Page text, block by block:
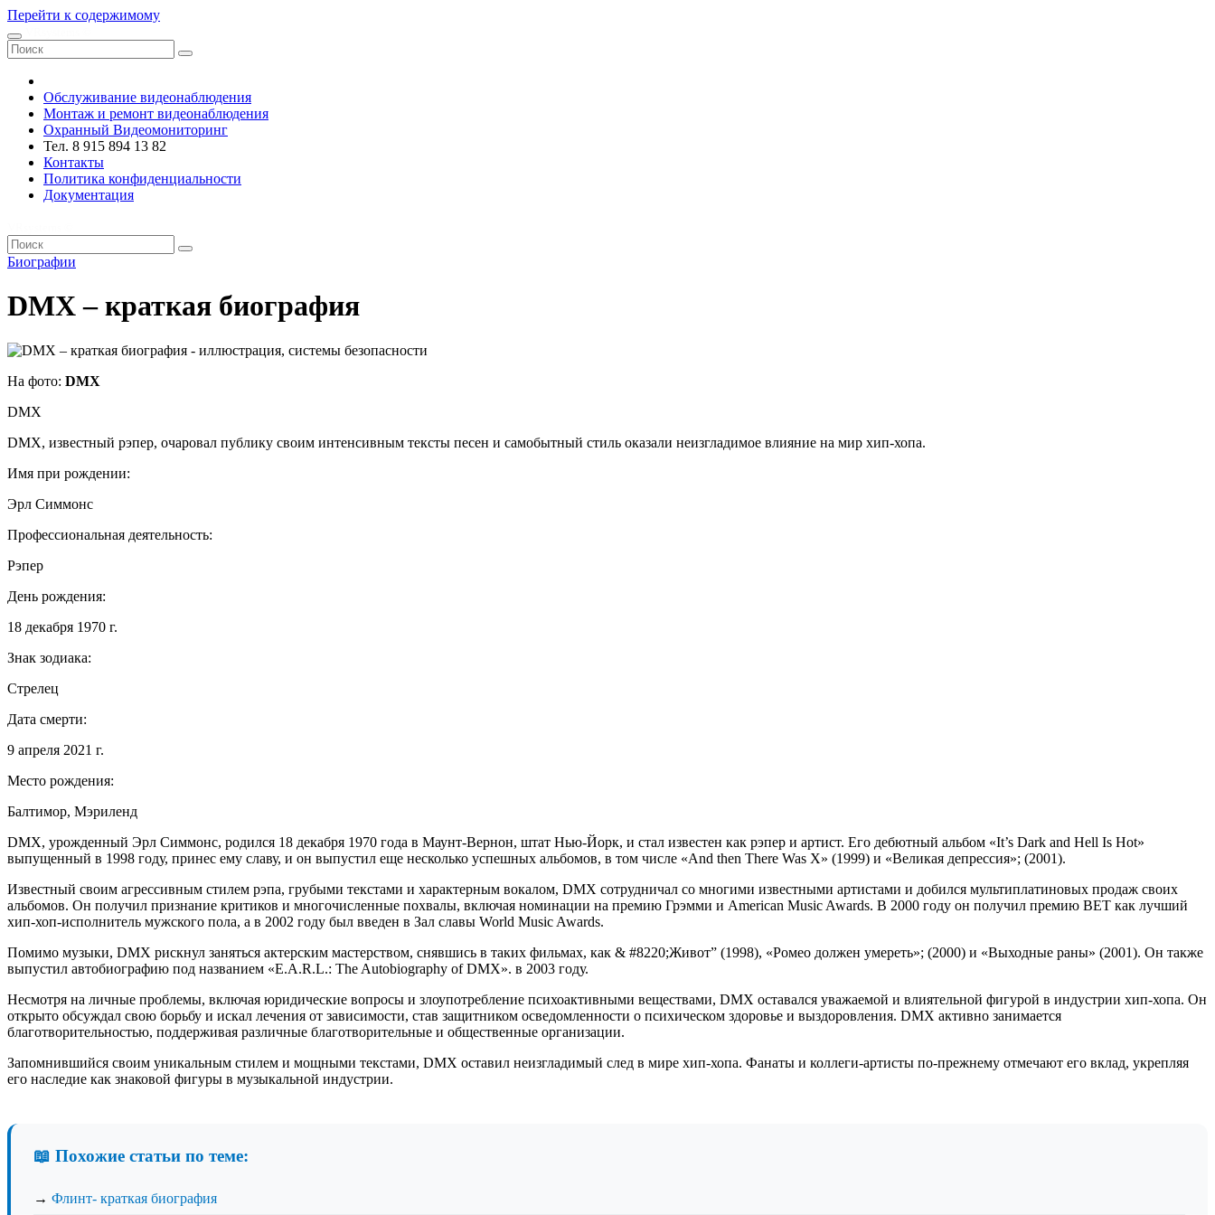
Перейти к содержимому
Обслуживание видеонаблюдения
Монтаж и ремонт видеонаблюдения
Охранный Видеомониторинг
Тел. 8 915 894 13 82
Контакты
Политика конфиденциальности
Документация
Биографии
DMX – краткая биография
На фото: DMX
DMX
DMX, известный рэпер, очаровал публику своим интенсивным тексты песен и самобытный стиль оказали неизгладимое влияние на мир хип-хопа.
Имя при рождении:
Эрл Симмонс
Профессиональная деятельность:
Рэпер
День рождения:
18 декабря 1970 г.
Знак зодиака:
Стрелец
Дата смерти:
9 апреля 2021 г.
Место рождения:
Балтимор, Мэриленд
DMX, урожденный Эрл Симмонс, родился 18 декабря 1970 года в Маунт-Вернон, штат Нью-Йорк, и стал известен как рэпер и артист. Его дебютный альбом «It’s Dark and Hell Is Hot»
выпущенный в 1998 году, принес ему славу, и он выпустил еще несколько успешных альбомов, в том числе «And then There Was X» (1999) и «Великая депрессия»; (2001).
Известный своим агрессивным стилем рэпа, грубыми текстами и характерным вокалом, DMX сотрудничал со многими известными артистами и добился мультиплатиновых продаж своих
альбомов. Он получил признание критиков и многочисленные похвалы, включая номинации на премию Грэмми и American Music Awards. В 2000 году он получил премию BET как лучший
хип-хоп-исполнитель мужского пола, а в 2002 году был введен в Зал славы World Music Awards.
Помимо музыки, DMX рискнул заняться актерским мастерством, снявшись в таких фильмах, как & #8220;Живот” (1998), «Ромео должен умереть»; (2000) и «Выходные раны» (2001). Он также
выпустил автобиографию под названием «E.A.R.L.: The Autobiography of DMX». в 2003 году.
Несмотря на личные проблемы, включая юридические вопросы и злоупотребление психоактивными веществами, DMX оставался уважаемой и влиятельной фигурой в индустрии хип-хопа. Он
открыто обсуждал свою борьбу и искал лечения от зависимости, став защитником осведомленности о психическом здоровье и выздоровления. DMX активно занимается
благотворительностью, поддерживая различные благотворительные и общественные организации.
Запомнившийся своим уникальным стилем и мощными текстами, DMX оставил неизгладимый след в мире хип-хопа. Фанаты и коллеги-артисты по-прежнему отмечают его вклад, укрепляя
его наследие как знаковой фигуры в музыкальной индустрии.
📖 Похожие статьи по теме:
→ Флинт- краткая биография